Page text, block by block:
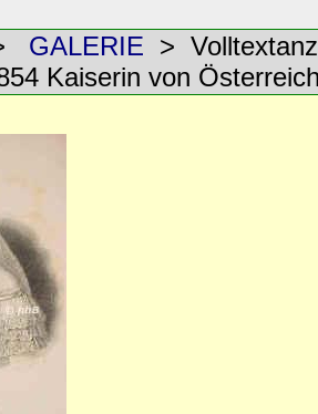
GALERIE >
Kaiserin von